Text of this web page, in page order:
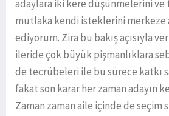
adaylara iki kere düşünmelerini
mutlaka kendi isteklerini merkeze
ediyorum. Zira bu bakış açısıyla
ileride çok büyük pişmanlıklara
de tecrübeleri ile bu sürece katkı
fakat son karar her zaman adayın
Zaman zaman aile içinde de seçim